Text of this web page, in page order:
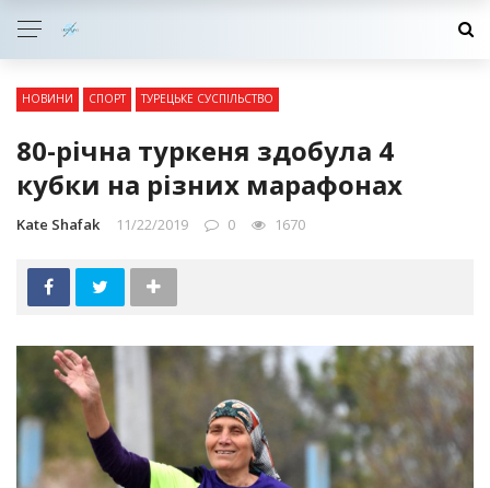
НОВИНИ СПОРТ ТУРЕЦЬКЕ СУСПІЛЬСТВО
80-річна туркеня здобула 4
кубки на різних марафонах
Kate Shafak 11/22/2019 0 1670